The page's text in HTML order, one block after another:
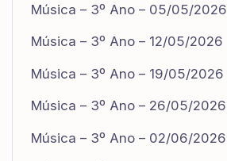
Música – 3º Ano – 05/05/2026
Música – 3º Ano – 12/05/2026
Música – 3º Ano – 19/05/2026
Música – 3º Ano – 26/05/2026
Música – 3º Ano – 02/06/2026